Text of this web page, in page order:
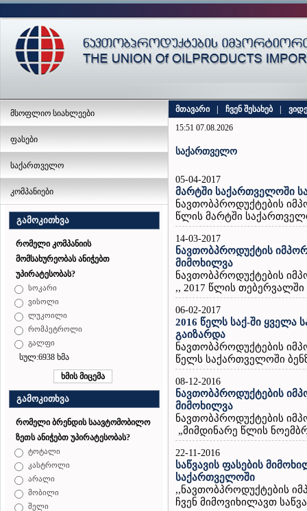
მსოფლიო სიახლეები
ფასები
საქართველო
კომპანიები
გამოკითხვა
რომელი კომპანიის
მომსახურეობას ანიჭებთ
უპირატესობას?
სოკარი
ვისოლი
ლუკოილი
რომპეტროლი
გალფი
სულ:6938 ხმა
გამოკითხვა
რომელი ბრენდის საავტომობილო
ზეთს ანიჭებთ უპირატესობას?
ტოტალი
კასტროლი
არალი
მობილი
შელი
მთავარი ჩვენ შესახებ
15:51 07.08.2026
საქართველო
05-04-2017
მარტში საქართველოში
ნავთობპროდუქტების
წლის მარტში
14-03-2017
ნავთობპროდუქტის
მიმოხილვა
ნავთობპროდუქტების
,, 2017 წლის
06-02-2017
2016 წელს საქ-ში ყველა
გაიზარდა
ნავთობპროდუქტების
წელს საქართველოში
08-12-2016
ნავთობპროდუქტების
მიმოხილვა
ნავთობპროდუქტების
„მიმდინარე წლის
22-11-2016
საწვავის ფასების
საქართველოში
,,ნავთობპროდუქტების
ჩვენ მიმოვიხილავთ